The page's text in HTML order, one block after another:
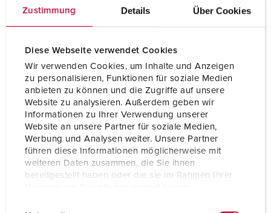
Zustimmung Details Über Cookies
Diese Webseite verwendet Cookies
Wir verwenden Cookies, um Inhalte und Anzeigen
zu personalisieren, Funktionen für soziale Medien
anbieten zu können und die Zugriffe auf unsere
Website zu analysieren. Außerdem geben wir
Informationen zu Ihrer Verwendung unserer
Website an unsere Partner für soziale Medien,
Werbung und Analysen weiter. Unsere Partner
führen diese Informationen möglicherweise mit
weiteren Daten zusammen, die Sie ihnen
bereitgestellt haben oder die sie im Rahmen Ihrer